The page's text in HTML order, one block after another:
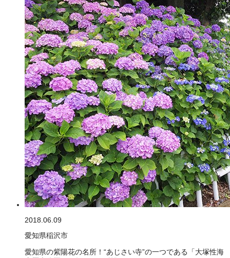
2018.06.09
愛知県稲沢市
愛知県の紫陽花の名所！“あじさい寺”の一つである「大塚性海